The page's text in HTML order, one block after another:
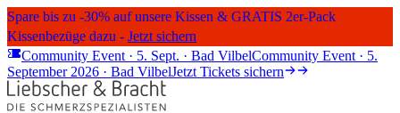
Spare bis zu -30% auf unsere Kissen & GRATIS 2er-Pack
Kissenbezüge dazu - Jetzt sichern
Community Event · 5. Sept. · Bad VilbelCommunity Event · 5.
September 2026 · Bad VilbelJetzt Tickets sichern